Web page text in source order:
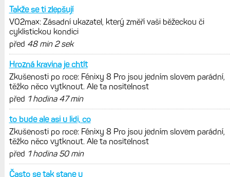
Takže se ti zlepšují
VO2max: Zásadní ukazatel, který změří vaši běžeckou či
cyklistickou kondici
před 48 min 2 sek
Hrozná kravina je chtít
Zkušenosti po roce: Fénixy 8 Pro jsou jedním slovem parádní,
těžko něco vytknout. Ale ta nositelnost
před 1 hodina 47 min
to bude ale asi u lidi, co
Zkušenosti po roce: Fénixy 8 Pro jsou jedním slovem parádní,
těžko něco vytknout. Ale ta nositelnost
před 1 hodina 50 min
Často se tak stane u